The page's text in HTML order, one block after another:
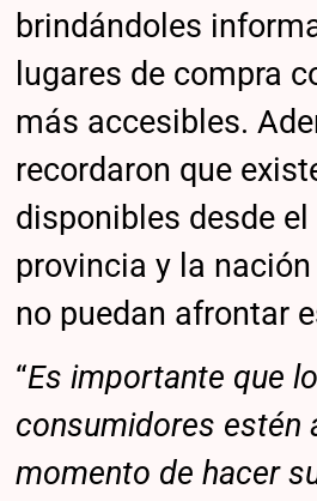
brindándoles
lugares de compra
más accesibles.
recordaron que
disponibles desde
provincia y la
no puedan afrontar
“Es importante que
consumidores estén
momento de hacer